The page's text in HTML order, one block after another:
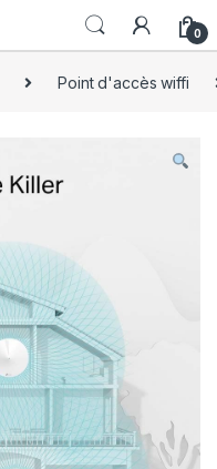
0
Point d'accès wiffi